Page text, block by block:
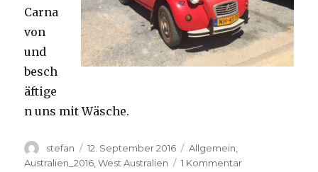
Carna
von
und
besch
äftige
n uns mit Wäsche.
Autor
stefan
Veröffentlicht
am
12. September 2016 Kategorien
Allgemein
Australien_2016 ,West Australien 1 Kommentarzu